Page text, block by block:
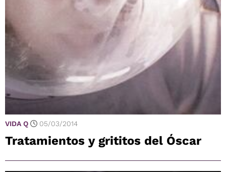
VIDA Q 05/03/2014
Tratamientos y grititos del Óscar